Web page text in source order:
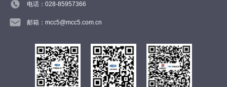
电话：028-85957366
邮箱：mcc5@mcc5.com.cn